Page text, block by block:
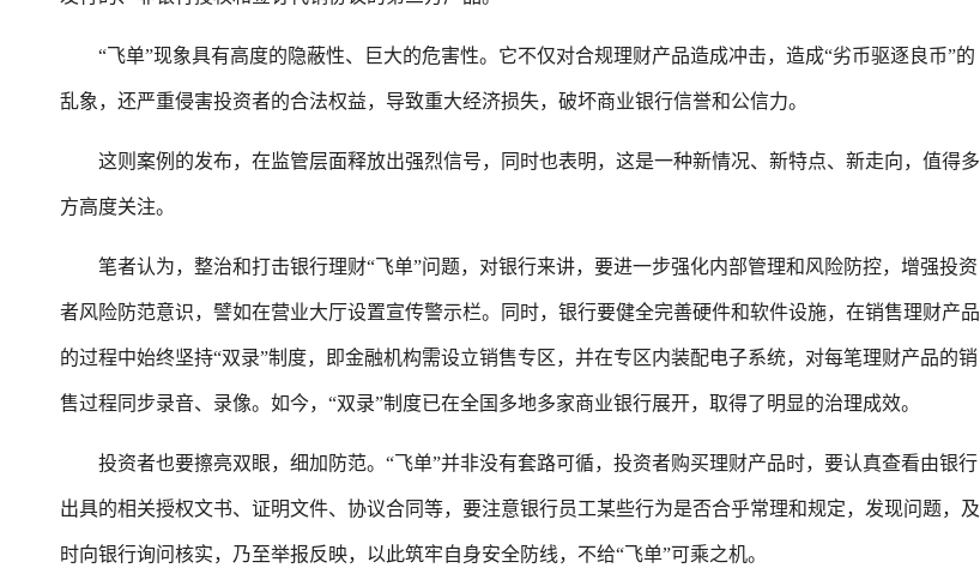
“飞单”现象具有高度的隐蔽性、巨大的危害性。它不仅对合规理财产品造成冲击，造成“劣币驱逐良币”的
乱象，还严重侵害投资者的合法权益，导致重大经济损失，破坏商业银行信誉和公信力。
这则案例的发布，在监管层面释放出强烈信号，同时也表明，这是一种新情况、新特点、新走向，值得多
方高度关注。
笔者认为，整治和打击银行理财“飞单”问题，对银行来讲，要进一步强化内部管理和风险防控，增强投资
者风险防范意识，譬如在营业大厅设置宣传警示栏。同时，银行要健全完善硬件和软件设施，在销售理财产品
的过程中始终坚持“双录”制度，即金融机构需设立销售专区，并在专区内装配电子系统，对每笔理财产品的销
售过程同步录音、录像。如今，“双录”制度已在全国多地多家商业银行展开，取得了明显的治理成效。
投资者也要擦亮双眼，细加防范。“飞单”并非没有套路可循，投资者购买理财产品时，要认真查看由银行
出具的相关授权文书、证明文件、协议合同等，要注意银行员工某些行为是否合乎常理和规定，发现问题，及
时向银行询问核实，乃至举报反映，以此筑牢自身安全防线，不给“飞单”可乘之机。